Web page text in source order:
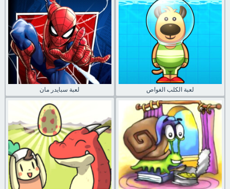
لعبة سبايدر مان لعبة الكلب الغواص